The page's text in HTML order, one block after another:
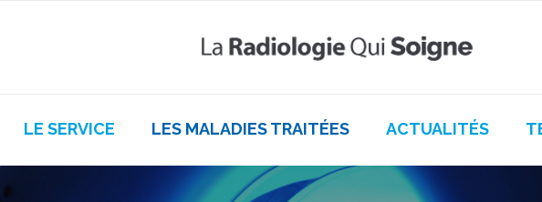
LE SERVICE LES MALADIES TRAITÉES ACTUALITÉS